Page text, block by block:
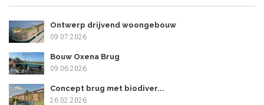
Ontwerp drijvend woongebouw
09.07.2026
Bouw Oxena Brug
09.06.2026
Concept brug met biodiver...
26.02.2026